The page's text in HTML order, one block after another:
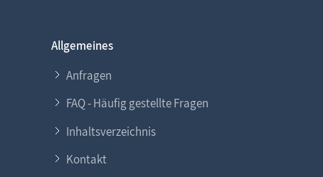
Allgemeines
Anfragen
FAQ - Häufig gestellte Fragen
Inhaltsverzeichnis
Kontakt